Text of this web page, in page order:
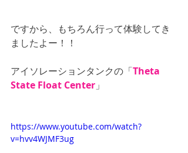
ですから、もちろん行って体験してき
ましたよー！！
アイソレーションタンクの「Theta
State Float Center 」
https://www.youtube.com/watch?
v=hvv4WJMF3ug